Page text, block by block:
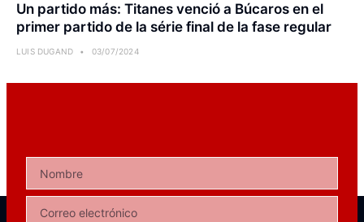
Un partido más: Titanes venció a Búcaros en el
primer partido de la série final de la fase regular
LUIS DUGAND 03/07/2024